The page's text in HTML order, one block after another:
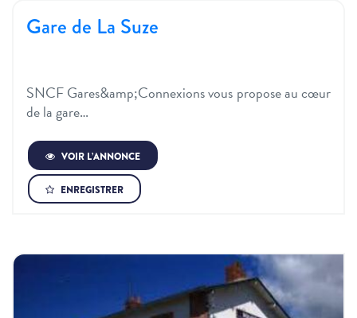
Gare de La Suze
SNCF Gares&amp;Connexions vous propose au cœur
de la gare…
VOIR L’ANNONCE
ENREGISTRER